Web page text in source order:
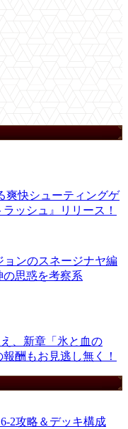
爽快シューティングゲ
ッシュ』リリース！
ョンのスネージナヤ編
思惑を考察系
、新章「氷と血の
酬もお見逃し無く！
2攻略＆デッキ構成